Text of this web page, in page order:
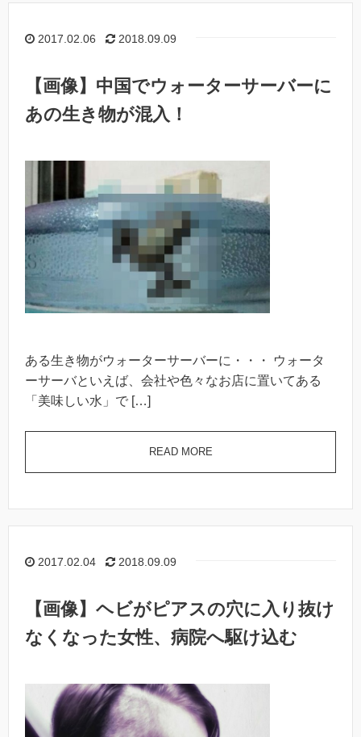
2017.02.06 2018.09.09
【画像】中国でウォーターサーバーに
あの生き物が混入！
ある生き物がウォーターサーバーに・・・ ウォータ
ーサーバといえば、会社や色々なお店に置いてある
「美味しい水」で […]
READ MORE
2017.02.04 2018.09.09
【画像】ヘビがピアスの穴に入り抜け
なくなった女性、病院へ駆け込む